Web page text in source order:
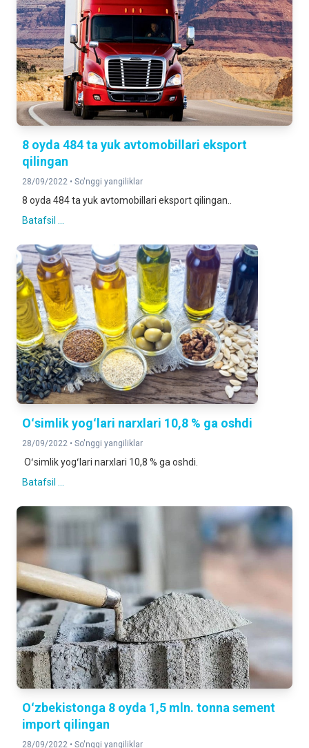
8 oyda 484 ta yuk avtomobillari eksport
qilingan
28/09/2022 • So'nggi yangiliklar
8 oyda 484 ta yuk avtomobillari eksport qilingan..
Batafsil ...
Oʻsimlik yogʻlari narxlari 10,8 % ga oshdi
28/09/2022 • So'nggi yangiliklar
Oʻsimlik yogʻlari narxlari 10,8 % ga oshdi.
Batafsil ...
Oʻzbekistonga 8 oyda 1,5 mln. tonna sement
import qilingan
28/09/2022 • So'nggi yangiliklar